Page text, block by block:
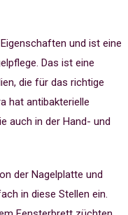
und ist eine
Das ist eine
die für das richtige
hat antibakterielle
auch in der Hand- und
der Nagelplatte und
in diese Stellen ein.